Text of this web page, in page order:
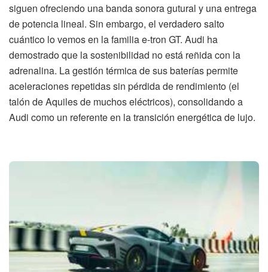
siguen ofreciendo una banda sonora gutural y una entrega
de potencia lineal. Sin embargo, el verdadero salto
cuántico lo vemos en la familia e-tron GT. Audi ha
demostrado que la sostenibilidad no está reñida con la
adrenalina. La gestión térmica de sus baterías permite
aceleraciones repetidas sin pérdida de rendimiento (el
talón de Aquiles de muchos eléctricos), consolidando a
Audi como un referente en la transición energética de lujo.